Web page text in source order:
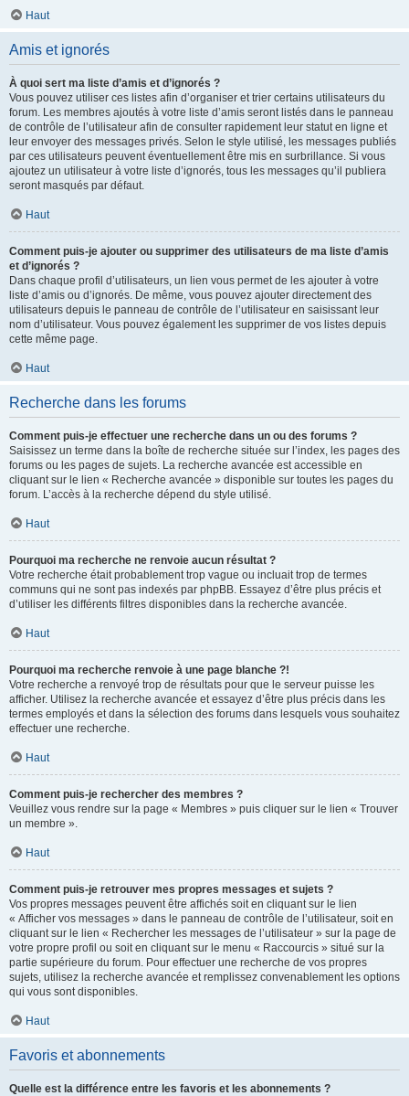
Haut
Amis et ignorés
À quoi sert ma liste d’amis et d’ignorés ?
Vous pouvez utiliser ces listes afin d’organiser et trier certains utilisateurs du
forum. Les membres ajoutés à votre liste d’amis seront listés dans le panneau
de contrôle de l’utilisateur afin de consulter rapidement leur statut en ligne et
leur envoyer des messages privés. Selon le style utilisé, les messages publiés
par ces utilisateurs peuvent éventuellement être mis en surbrillance. Si vous
ajoutez un utilisateur à votre liste d’ignorés, tous les messages qu’il publiera
seront masqués par défaut.
Haut
Comment puis-je ajouter ou supprimer des utilisateurs de ma liste d’amis
et d’ignorés ?
Dans chaque profil d’utilisateurs, un lien vous permet de les ajouter à votre
liste d’amis ou d’ignorés. De même, vous pouvez ajouter directement des
utilisateurs depuis le panneau de contrôle de l’utilisateur en saisissant leur
nom d’utilisateur. Vous pouvez également les supprimer de vos listes depuis
cette même page.
Haut
Recherche dans les forums
Comment puis-je effectuer une recherche dans un ou des forums ?
Saisissez un terme dans la boîte de recherche située sur l’index, les pages des
forums ou les pages de sujets. La recherche avancée est accessible en
cliquant sur le lien « Recherche avancée » disponible sur toutes les pages du
forum. L’accès à la recherche dépend du style utilisé.
Haut
Pourquoi ma recherche ne renvoie aucun résultat ?
Votre recherche était probablement trop vague ou incluait trop de termes
communs qui ne sont pas indexés par phpBB. Essayez d’être plus précis et
d’utiliser les différents filtres disponibles dans la recherche avancée.
Haut
Pourquoi ma recherche renvoie à une page blanche ?!
Votre recherche a renvoyé trop de résultats pour que le serveur puisse les
afficher. Utilisez la recherche avancée et essayez d’être plus précis dans les
termes employés et dans la sélection des forums dans lesquels vous souhaitez
effectuer une recherche.
Haut
Comment puis-je rechercher des membres ?
Veuillez vous rendre sur la page « Membres » puis cliquer sur le lien « Trouver
un membre ».
Haut
Comment puis-je retrouver mes propres messages et sujets ?
Vos propres messages peuvent être affichés soit en cliquant sur le lien
« Afficher vos messages » dans le panneau de contrôle de l’utilisateur, soit en
cliquant sur le lien « Rechercher les messages de l’utilisateur » sur la page de
votre propre profil ou soit en cliquant sur le menu « Raccourcis » situé sur la
partie supérieure du forum. Pour effectuer une recherche de vos propres
sujets, utilisez la recherche avancée et remplissez convenablement les options
qui vous sont disponibles.
Haut
Favoris et abonnements
Quelle est la différence entre les favoris et les abonnements ?